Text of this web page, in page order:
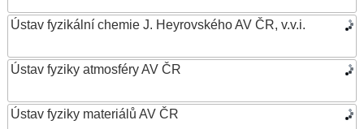
Ústav fyzikální chemie J. Heyrovského AV ČR, v.v.i.
Ústav fyziky atmosféry AV ČR
Ústav fyziky materiálů AV ČR